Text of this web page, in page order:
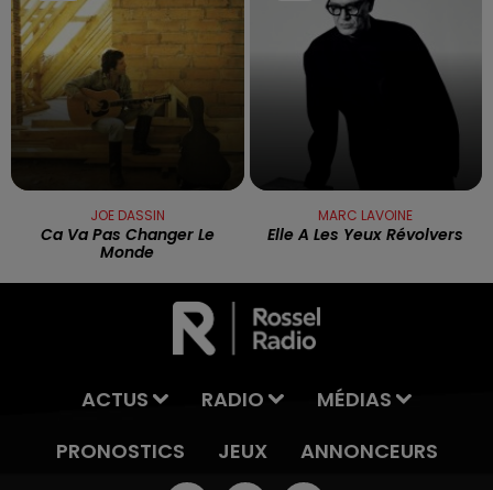
JOE DASSIN
Ca Va Pas Changer Le
Monde
MARC LAVOINE
Elle A Les Yeux Révolvers
ACTUS RADIO
MÉDIAS
PRONOSTICS
JEUX ANNONCEURS